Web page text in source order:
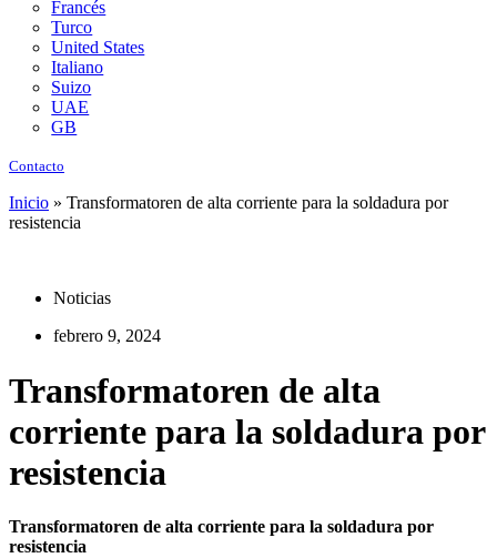
Francés
Turco
United States
Italiano
Suizo
UAE
GB
Contacto
Inicio » Transformatoren de alta corriente para la soldadura por
resistencia
Noticias
febrero 9, 2024
Transformatoren de alta
corriente para la soldadura por
resistencia
Transformatoren de alta corriente para la soldadura por
resistencia